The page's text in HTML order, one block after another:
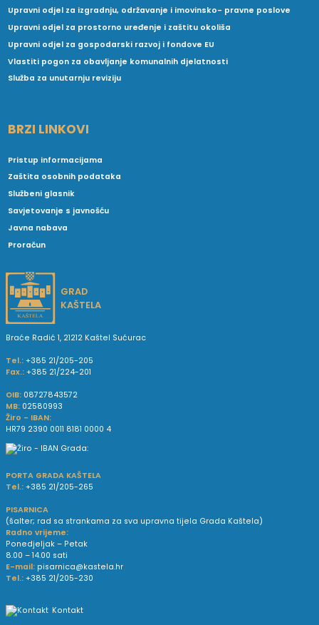
Upravni odjel za izgradnju, održavanje i imovinsko- pravne poslove
Upravni odjel za prostorno uređenje i zaštitu okoliša
Upravni odjel za gospodarski razvoj i fondove EU
Vlastiti pogon za obavljanje komunalnih djelatnosti
Služba za unutarnju reviziju
BRZI LINKOVI
Pristup informacijama
Zaštita osobnih podataka
Službeni glasnik
Savjetovanje s javnošću
Javna nabava
Proračun
GRAD
KAŠTELA
Braće Radić 1, 21212 Kaštel Sućurac
Tel.: +385 21/205-205
Fax.: +385 21/224-201
OIB: 08727843572
MB: 02580993
Žiro - IBAN:
HR79 2390 0011 8181 0000 4
PORTA GRADA KAŠTELA
Tel.: +385 21/205-265
PISARNICA
(šalter; rad sa strankama za sva upravna tijela Grada Kaštela)
Radno vrijeme:
Ponedjeljak – Petak
8.00 – 14.00 sati
E-mail: pisarnica@kastela.hr
Tel.: +385 21/205-230
Kontakt